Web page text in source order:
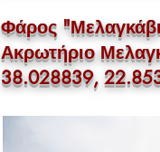
Φάρος
Ακρωτήριο
38.028839,